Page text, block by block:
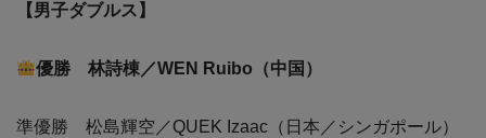
【男子ダブルス】
優勝 林詩棟／WEN Ruibo（中国）
準優勝 松島輝空／QUEK Izaac（日本／シンガポール）